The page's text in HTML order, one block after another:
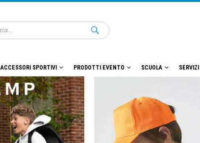
ACCESSORI SPORTIVI PRODOTTI EVENTO SCUOLA SERVIZI